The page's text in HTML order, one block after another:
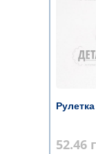
52.46